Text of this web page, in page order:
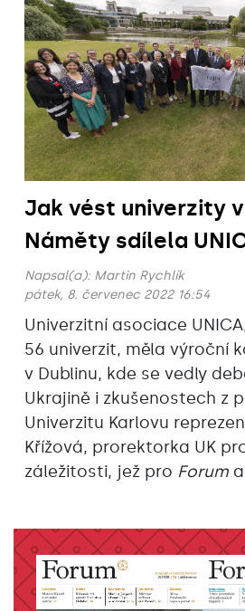
Jak vést univerzity
Náměty sdílela
Napsal(a): Martin Rychlík
pátek, 8. červenec 2022 16:54
Univerzitní asociace
56 univerzit, měla výroční
v Dublinu, kde se vedly
Ukrajině i zkušenostech z
Univerzitu Karlovu
Křížová, prorektorka UK
záležitosti, jež pro Forum